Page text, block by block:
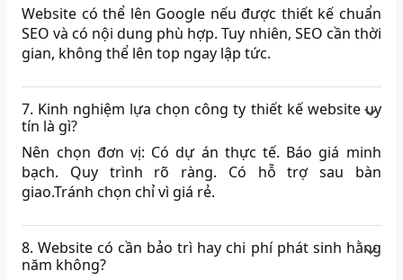
Website có thể lên Google nếu được thiết kế chuẩn
SEO và có nội dung phù hợp. Tuy nhiên, SEO cần thời
gian, không thể lên top ngay lập tức.
7. Kinh nghiệm lựa chọn công ty thiết kế website uy
tín là gì?
Nên chọn đơn vị: Có dự án thực tế. Báo giá minh
bạch. Quy trình rõ ràng. Có hỗ trợ sau bàn
giao.Tránh chọn chỉ vì giá rẻ.
8. Website có cần bảo trì hay chi phí phát sinh hằng
năm không?